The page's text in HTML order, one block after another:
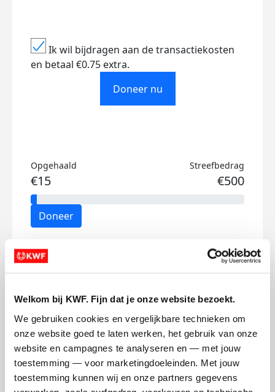
Welkom bij KWF. Fijn dat je onze website bezoekt.
We gebruiken cookies en vergelijkbare technieken om
onze website goed te laten werken, het gebruik van onze
website en campagnes te analyseren en — met jouw
toestemming — voor marketingdoeleinden. Met jouw
toestemming kunnen wij en onze partners gegevens
Ik wil bijdragen aan de transactiekosten
en betaal €0.75 extra.
Doneer nu
Opgehaald
€15
Streefbedrag
€500
Doneer